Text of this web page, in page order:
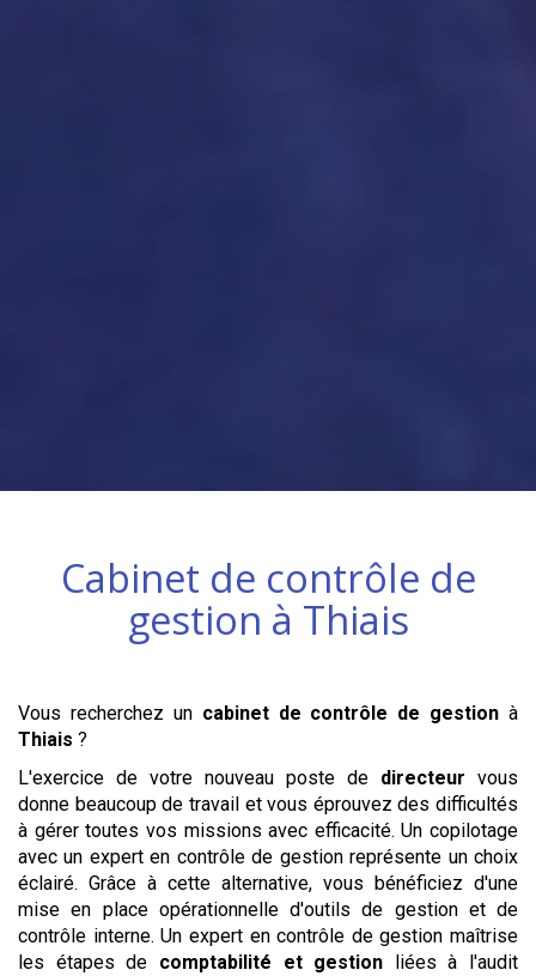
Cabinet de contrôle de
gestion à Thiais
Vous recherchez un cabinet de contrôle de gestion à
Thiais ?
L'exercice de votre nouveau poste de directeur vous
donne beaucoup de travail et vous éprouvez des difficultés
à gérer toutes vos missions avec efficacité. Un copilotage
avec un expert en contrôle de gestion représente un choix
éclairé. Grâce à cette alternative, vous bénéficiez d'une
mise en place opérationnelle d'outils de gestion et de
contrôle interne. Un expert en contrôle de gestion maîtrise
les étapes de comptabilité et gestion liées à l'audit